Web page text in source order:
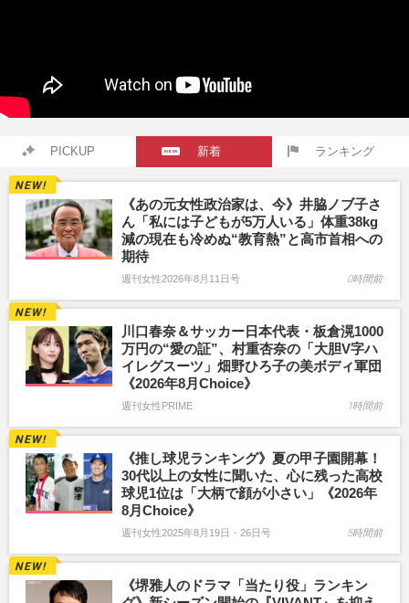
PICKUP 新着 ランキング
《あの元女性政治家は、今》井脇ノブ子さ
ん「私には子どもが5万人いる」体重38kg
減の現在も冷めぬ“教育熱”と高市首相への
期待
週刊女性2026年8月11日号 0時間前
川口春奈＆サッカー日本代表・板倉滉1000
万円の“愛の証”、村重杏奈の「大胆V字ハ
イレグスーツ」畑野ひろ子の美ボディ軍団
《2026年8月Choice》
週刊女性PRIME 1時間前
《推し球児ランキング》夏の甲子園開幕！
30代以上の女性に聞いた、心に残った高校
球児1位は「大柄で顔が小さい」《2026年
8月Choice》
週刊女性2025年8月19日・26日号 5時間前
《堺雅人のドラマ「当たり役」ランキン